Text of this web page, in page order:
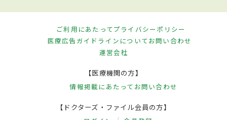
ご利用にあたってプライバシーポリシー
医療広告ガイドラインについてお問い合わせ
運営会社
【医療機関の方】
情報掲載にあたって お問い合わせ
【ドクターズ・ファイル会員の方】